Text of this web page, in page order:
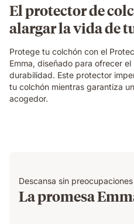
El protector de
alargar la vida de
Protege tu colchón con el
Emma, diseñado para ofrecer
durabilidad. Este protector
tu colchón mientras garantiza
acogedor.
Descansa sin preocupaciones
La promesa